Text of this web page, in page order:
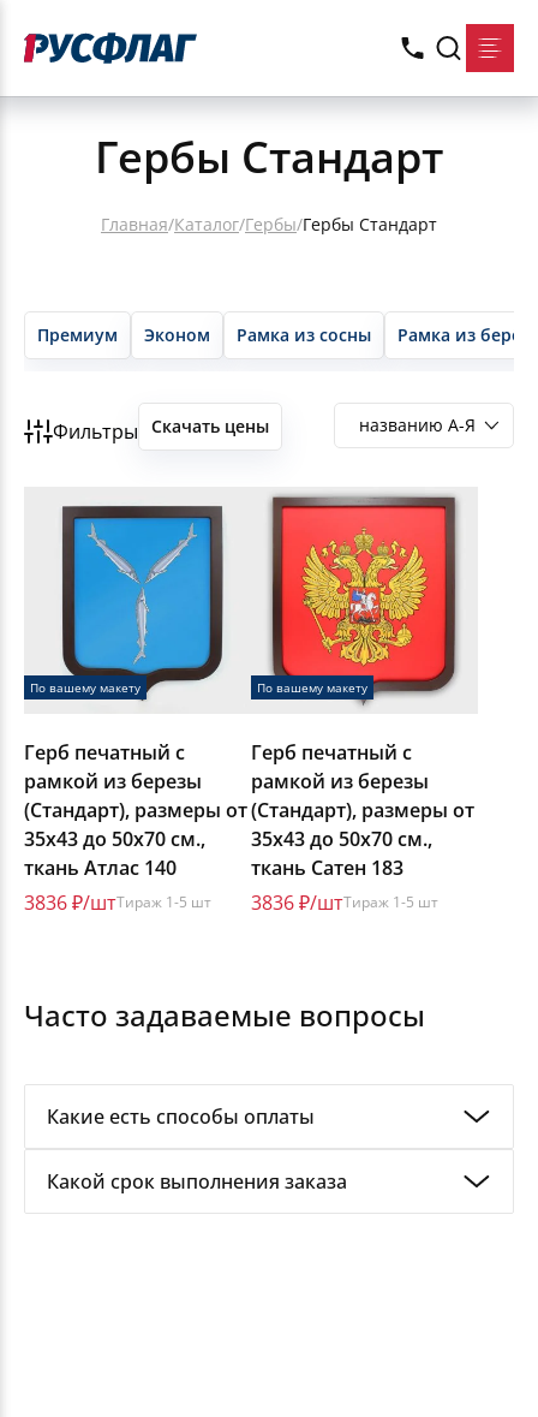
Гербы Стандарт
Главная/Каталог/Гербы/Гербы Стандарт
Премиум Эконом Рамка из сосны Рамка из
Фильтры Скачать цены
По вашему макету
Герб печатный с
рамкой из березы
(Стандарт), размеры от
35х43 до 50х70 см.,
ткань Атлас 140
3836 ₽/штТираж 1-5 шт
По вашему макету
Герб печатный с
рамкой из березы
(Стандарт), размеры от
35х43 до 50х70 см.,
ткань Сатен 183
3836 ₽/штТираж 1-5 шт
Часто задаваемые вопросы
Какие есть способы оплаты
лицами. Оплату принимаем безналичным
способом: по выставленному счету на реквизиты
Какой срок выполнения заказа